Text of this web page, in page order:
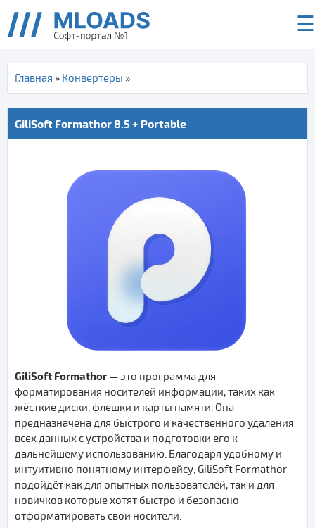
☰
Главная » Конвертеры »
GiliSoft Formathor 8.5 + Portable
GiliSoft Formathor— это программа для
форматирования носителей информации, таких как
жёсткие диски, флешки и карты памяти. Она
предназначена для быстрого и качественного удаления
всех данных с устройства и подготовки его к
дальнейшему использованию. Благодаря удобному и
интуитивно понятному интерфейсу, GiliSoft Formathor
подойдёт как для опытных пользователей, так и для
новичков которые хотят быстро и безопасно
отформатировать свои носители.